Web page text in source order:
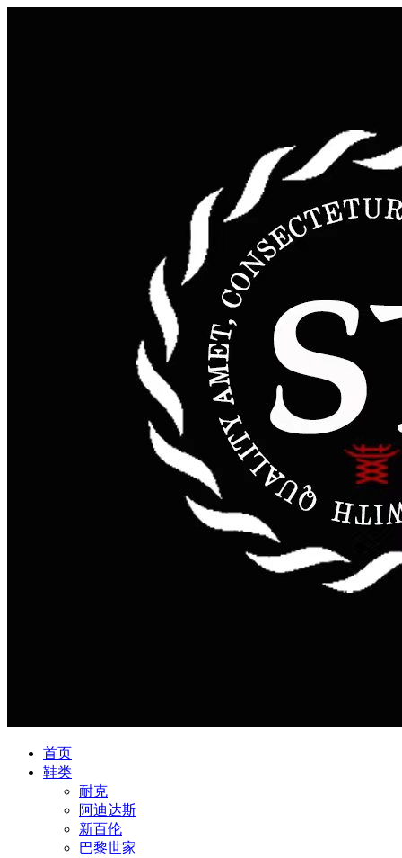
首页
鞋类
耐克
阿迪达斯
新百伦
巴黎世家